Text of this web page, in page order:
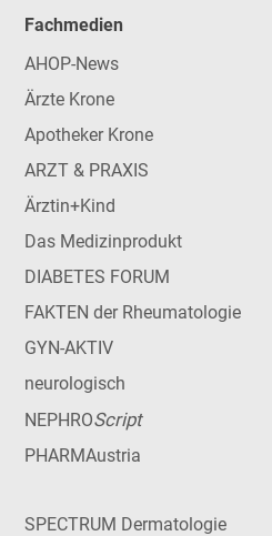
Fachmedien
AHOP-News
Ärzte Krone
Apotheker Krone
ARZT & PRAXIS
Ärztin+Kind
Das Medizinprodukt
DIABETES FORUM
FAKTEN der Rheumatologie
GYN-AKTIV
neurologisch
NEPHROScript
PHARMAustria
SPECTRUM Dermatologie